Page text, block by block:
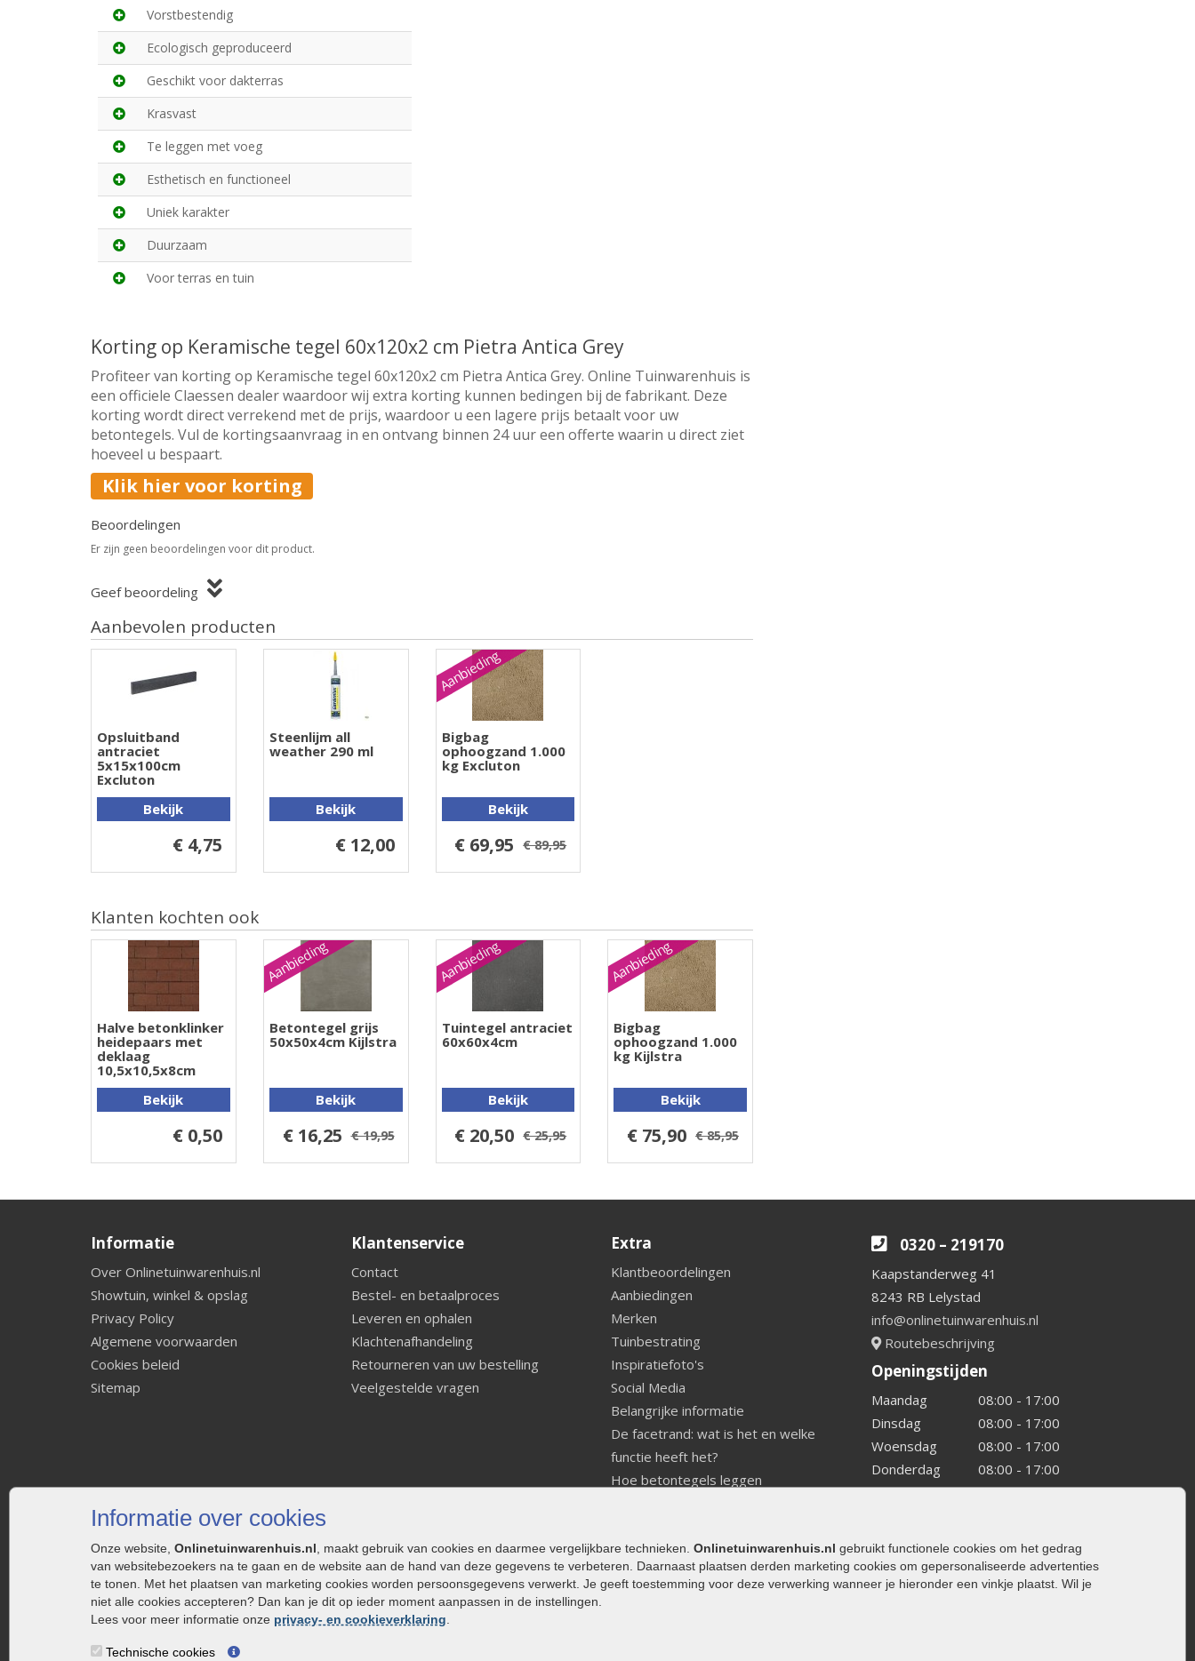
Informatie over cookies
Onze website, Onlinetuinwarenhuis.nl , maakt gebruik van cookies en daarmee vergelijkbare technieken. Onlinetuinwarenhuis.nl gebruikt functionele cookies om het gedrag
van websitebezoekers na te gaan en de website aan de hand van deze gegevens te verbeteren. Daarnaast plaatsen derden marketing cookies om gepersonaliseerde advertenties
te tonen. Met het plaatsen van marketing cookies worden persoonsgegevens verwerkt. Je geeft toestemming voor deze verwerking wanneer je hieronder een vinkje plaatst. Wil je
niet alle cookies accepteren? Dan kan je dit op ieder moment aanpassen in de instellingen.
Lees voor meer informatie onze privacy- en cookieverklaring
Technische cookies
Vorstbestendig
Ecologisch geproduceerd
Geschikt voor dakterras
Krasvast
Te leggen met voeg
Esthetisch en functioneel
Uniek karakter
Duurzaam
Voor terras en tuin
Korting op Keramische tegel 60x120x2 cm Pietra Antica Grey
Profiteer van korting op Keramische tegel 60x120x2 cm Pietra Antica Grey. Online Tuinwarenhuis is
een officiele Claessen dealer waardoor wij extra korting kunnen bedingen bij de fabrikant. Deze
korting wordt direct verrekend met de prijs, waardoor u een lagere prijs betaalt voor uw
betontegels. Vul de kortingsaanvraag in en ontvang binnen 24 uur een offerte waarin u direct ziet
hoeveel u bespaart.
Klik hier voor korting
Beoordelingen
Er zijn geen beoordelingen voor dit product.
Geef beoordeling
Aanbevolen producten
Opsluitband
antraciet
5x15x100cm
Excluton
Bekijk
€ 4,75
Steenlijm all
weather 290 ml
Bekijk
€ 12,00
Aanbieding
Bigbag
ophoogzand 1.000
kg Excluton
Bekijk
€ 69,95 € 89,95
Klanten kochten ook
Halve betonklinker
heidepaars met
deklaag
10,5x10,5x8cm
Bekijk
€ 0,50
Aanbieding
Betontegel grijs
50x50x4cm Kijlstra
Bekijk
€ 16,25 € 19,95
Aanbieding
Tuintegel antraciet
60x60x4cm
Bekijk
€ 20,50 € 25,95
Aanbieding
Bigbag
ophoogzand 1.000
kg Kijlstra
Bekijk
€ 75,90 € 85,95
Informatie
Over Onlinetuinwarenhuis.nl
Showtuin, winkel & opslag
Privacy Policy
Algemene voorwaarden
Cookies beleid
Sitemap
Klantenservice
Contact
Bestel- en betaalproces
Leveren en ophalen
Klachtenafhandeling
Retourneren van uw bestelling
Veelgestelde vragen
Extra
Klantbeoordelingen
Aanbiedingen
Merken
Tuinbestrating
Inspiratiefoto's
Social Media
Belangrijke informatie
De facetrand: wat is het en welke
functie heeft het?
Hoe betontegels leggen
Welke tuinstijl past bij mij
Strakke tuin inrichten
Legverbanden gebakken bestrating
0320 – 219170
Kaapstanderweg 41
8243 RB Lelystad
info@onlinetuinwarenhuis.nl
Routebeschrijving
Openingstijden
Maandag
08:00 - 17:00
Dinsdag
08:00 - 17:00
Woensdag
08:00 - 17:00
Donderdag
08:00 - 17:00
Vrijdag
08:00 - 17:00